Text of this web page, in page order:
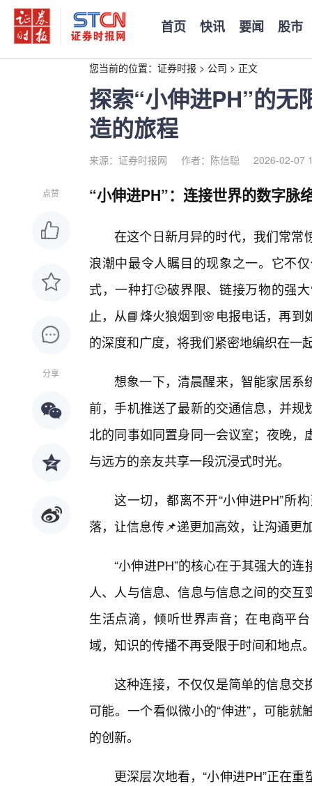
首页 快讯 要闻 股市
您当前的位置： 证券时报 > 公司 > 正文
探索“小伸进PH”的无
造的旅程
来源：证券时报网 作者：陈信聪 2026-02-07
点赞
分享
“小伸进PH”：连接世界的数字脉
在这个日新月异的时代，我们常常
浪潮中最令人瞩目的现象之一。它不
式，一种打🙂破界限、链接万物的强
止，从📘烽火狼烟到🌸电报电话，再到
的深度和广度，将我们紧密地编织在一
想象一下，清晨醒来，智能家居系
前，手机推送了最新的交通信息，并
北的同事如同置身同一会议室；夜晚
与远方的亲友共享一段沉浸式时光。
这一切，都离不开“小伸进PH”所
落，让信息传📌递更加高效，让沟通更
“小伸进PH”的核心在于其强大的
人、人与信息、信息与信息之间的交
生活点滴，倾听世界声音；在电商平
域，知识的传播不再受限于时间和地点
这种连接，不仅仅是简单的信息交
可能。一个看似微小的“伸进”，可能
的创新。
更深层次地看，“小伸进PH”正在